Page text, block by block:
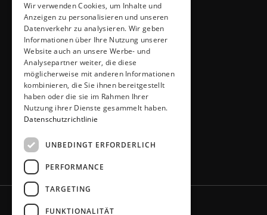
ADRESSE & KONTAKT
Küchen Thiemann
Thiemann GmbH
Krombacher Straße 4
51491 Overath
02206 / 6461
info@kuechen-thiemann.de
ÖFFNUNGSZEITEN
Mo – Fr
9 – 18 Uhr
Sa
9 – 13 Uhr
oder gerne nach Absprache
Wir verwenden Cookies, um Inhalte und
Anzeigen zu personalisieren und unseren
Datenverkehr zu analysieren. Wir geben
Informationen über Ihre Nutzung unserer
Website auch an unsere Werbe- und
Analysepartner weiter, die diese
möglicherweise mit anderen Informationen
kombinieren, die Sie ihnen bereitgestellt
haben oder die sie im Rahmen Ihrer
Nutzung ihrer Dienste gesammelt haben.
Datenschutzrichtlinie
UNBEDINGT ERFORDERLICH
PERFORMANCE
TARGETING
FUNKTIONALITÄT